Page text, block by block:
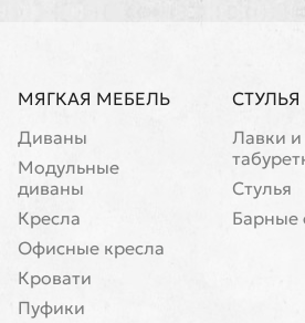
МЯГКАЯ МЕБЕЛЬ
Диваны
Модульные
диваны
Кресла
Офисные кресла
Кровати
Пуфики
СТУЛЬЯ
Лавки и
Стулья
Барные